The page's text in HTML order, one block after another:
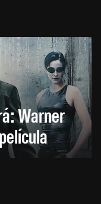
Warner